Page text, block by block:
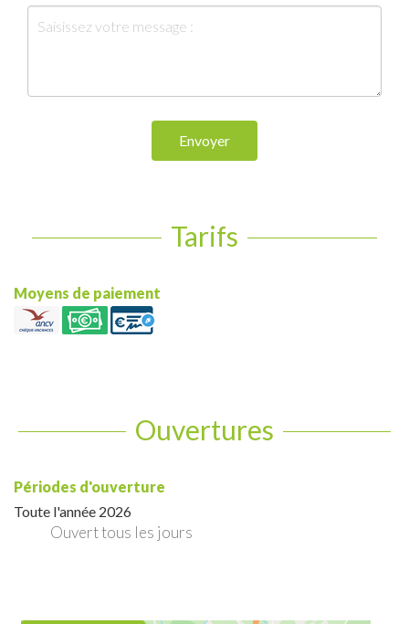
Envoyer
Tarifs
Moyens de paiement
Ouvertures
Périodes d'ouverture
Toute l'année 2026
Ouverttous les jours